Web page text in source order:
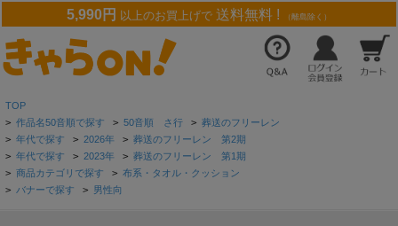
5,990円 以上のお買上げで 送料無料 ! （離島除く）
TOP
> 作品名50音順で探す > 50音順 さ行 > 葬送のフリーレン
> 年代で探す > 2026年 > 葬送のフリーレン 第2期
> 年代で探す > 2023年 > 葬送のフリーレン 第1期
> 商品カテゴリで探す > 布系・タオル・クッション
> バナーで探す > 男性向